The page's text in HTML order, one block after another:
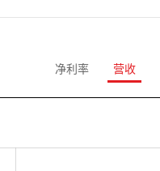
净利率 营收